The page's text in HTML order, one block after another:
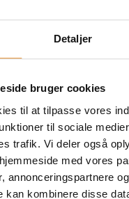
Detaljer
bruger cookies
til at tilpasse vores
til sociale
trafik. Vi deler også
med vores
annonceringspartnere
kan kombinere disse
finde nogen kurser.